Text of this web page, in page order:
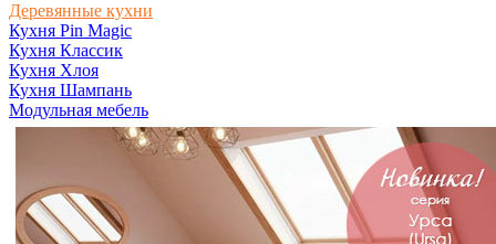
Деревянные кухни
Кухня Pin Magic
Кухня Классик
Кухня Хлоя
Кухня Шампань
Модульная мебель